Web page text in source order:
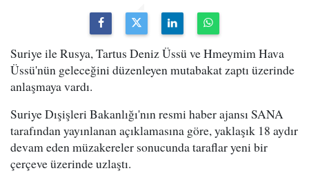
Suriye ile Rusya, Tartus Deniz Üssü ve Hmeymim Hava
Üssü'nün geleceğini düzenleyen mutabakat zaptı üzerinde
anlaşmaya vardı.
Suriye Dışişleri Bakanlığı'nın resmi haber ajansı SANA
tarafından yayınlanan açıklamasına göre, yaklaşık 18 aydır
devam eden müzakereler sonucunda taraflar yeni bir
çerçeve üzerinde uzlaştı.